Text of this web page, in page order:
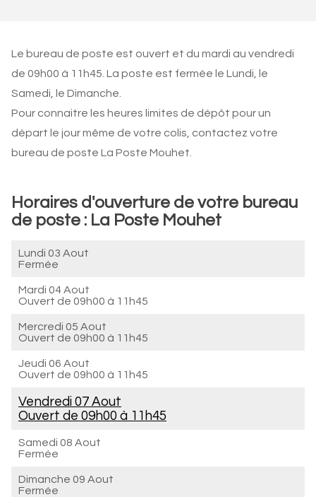
Le bureau de poste est ouvert et du mardi au vendredi
de 09h00 à 11h45. La poste est fermée le Lundi, le
Samedi, le Dimanche.
Pour connaitre les heures limites de dépôt pour un
départ le jour même de votre colis, contactez votre
bureau de poste La Poste Mouhet.
Horaires d'ouverture de votre bureau
de poste : La Poste Mouhet
Lundi 03 Aout
Fermée
Mardi 04 Aout
Ouvert de 09h00 à 11h45
Mercredi 05 Aout
Ouvert de 09h00 à 11h45
Jeudi 06 Aout
Ouvert de 09h00 à 11h45
Vendredi 07 Aout
Ouvert de 09h00 à 11h45
Samedi 08 Aout
Fermée
Dimanche 09 Aout
Fermée